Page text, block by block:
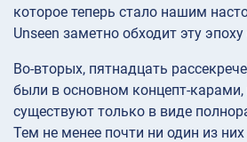
которое теперь стало нашим
Unseen заметно обходит эту
Во-вторых, пятнадцать
были в основном концепт-карами,
существуют только в виде
Тем не менее почти ни один из